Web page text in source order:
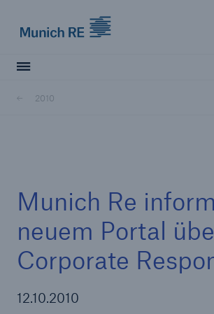
2010
Munich Re
neuem Portal
Corporate
12.10.2010